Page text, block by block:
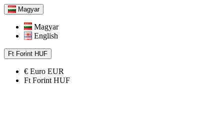
Magyar
Magyar
English
Ft Forint HUF
€ Euro EUR
Ft Forint HUF